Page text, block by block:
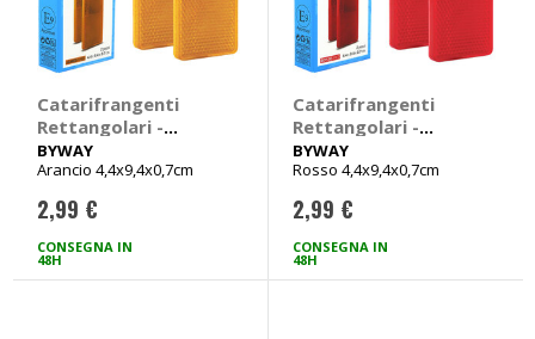
Catarifrangenti
Rettangolari -
BYWAY
BYWAY
Arancio 4,4x9,4x0,7cm
2,99 €
CONSEGNA IN
48H
Catarifrangenti
Rettangolari -
BYWAY
BYWAY
Rosso 4,4x9,4x0,7cm
2,99 €
CONSEGNA IN
48H